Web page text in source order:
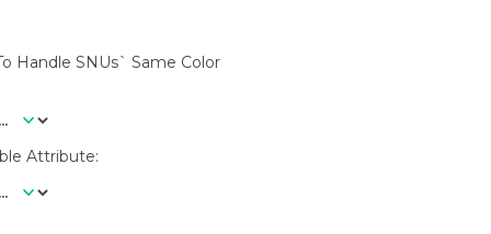
Handle SNUs` Same Color
Attribute